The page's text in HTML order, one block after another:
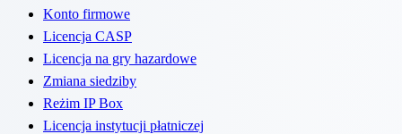
Konto firmowe
Licencja CASP
Licencja na gry hazardowe
Zmiana siedziby
Reżim IP Box
Licencja instytucji płatniczej